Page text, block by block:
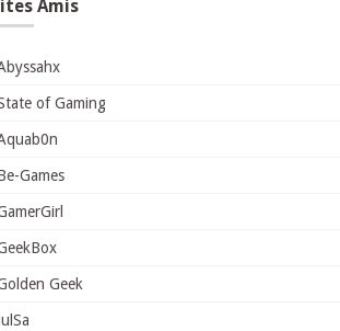
Amis
of Gaming
Games
Geek